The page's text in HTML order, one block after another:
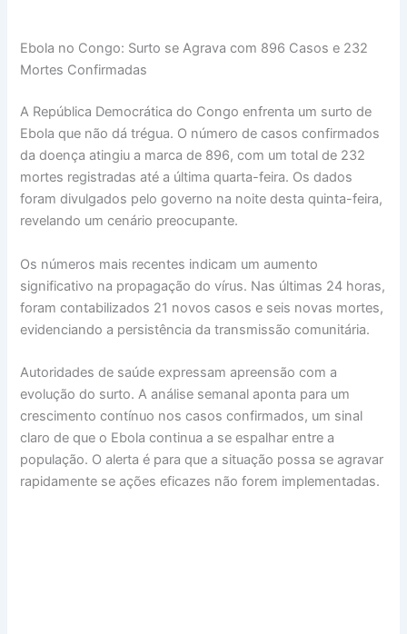
Ebola no Congo: Surto se Agrava com 896 Casos e 232
Mortes Confirmadas
A República Democrática do Congo enfrenta um surto de
Ebola que não dá trégua. O número de casos confirmados
da doença atingiu a marca de 896, com um total de 232
mortes registradas até a última quarta-feira. Os dados
foram divulgados pelo governo na noite desta quinta-feira,
revelando um cenário preocupante.
Os números mais recentes indicam um aumento
significativo na propagação do vírus. Nas últimas 24 horas,
foram contabilizados 21 novos casos e seis novas mortes,
evidenciando a persistência da transmissão comunitária.
Autoridades de saúde expressam apreensão com a
evolução do surto. A análise semanal aponta para um
crescimento contínuo nos casos confirmados, um sinal
claro de que o Ebola continua a se espalhar entre a
população. O alerta é para que a situação possa se agravar
rapidamente se ações eficazes não forem implementadas.